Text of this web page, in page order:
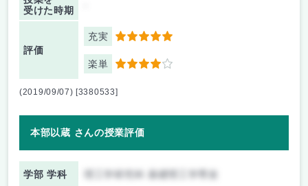
受けた時期
評価
充実 5
楽単 4
(2019/09/07) [3380533]
本部以蔵 さんの授業評価
学部 学科